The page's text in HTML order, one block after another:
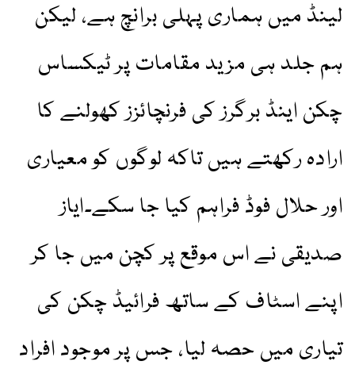
لینڈ میں ہماری پہلی برانچ ہے، لیکن
ہم جلد ہی مزید مقامات پر ٹیکساس
چکن اینڈ برگرز کی فرنچائزز کھولنے کا
ارادہ رکھتے ہیں تاکہ لوگوں کو معیاری
اور حلال فوڈ فراہم کیا جا سکے۔ایاز
صدیقی نے اس موقع پر کچن میں جا کر
اپنے اسٹاف کے ساتھ فرائیڈ چکن کی
تیاری میں حصہ لیا، جس پر موجود افراد